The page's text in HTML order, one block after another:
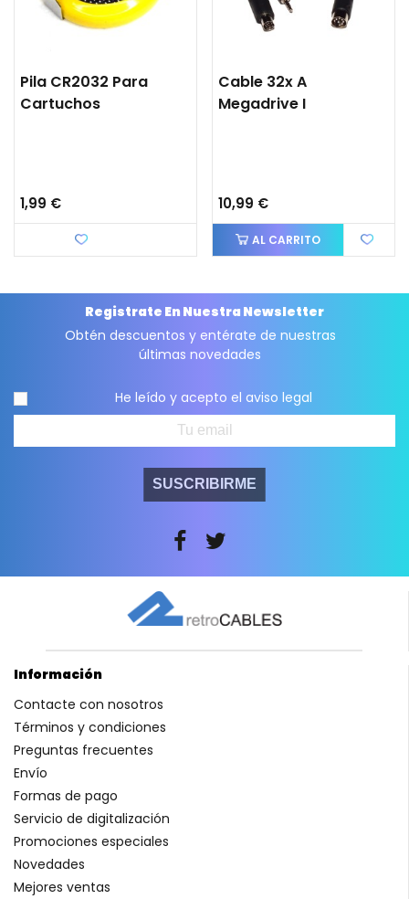
Pila CR2032 Para
Cartuchos
1,99 €
Cable 32x A
Megadrive I
10,99 €
AL CARRITO
Registrate En Nuestra Newsletter
Obtén descuentos y entérate de nuestras
últimas novedades
He leído y acepto el aviso legal
SUSCRIBIRME
Información
Contacte con nosotros
Términos y condiciones
Preguntas frecuentes
Envío
Formas de pago
Servicio de digitalización
Promociones especiales
Novedades
Mejores ventas